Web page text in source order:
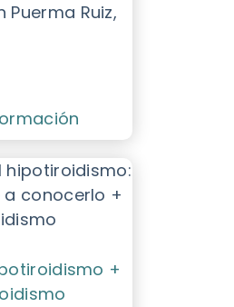
Puerma Ruiz,
+